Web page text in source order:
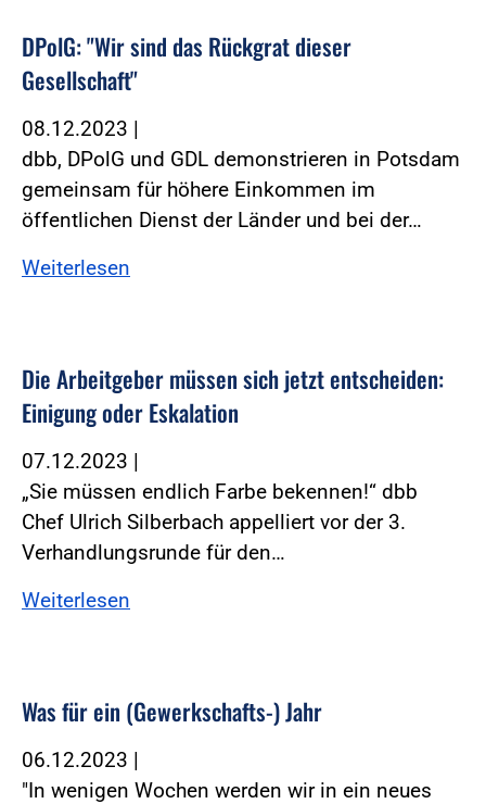
DPolG: "Wir sind das Rückgrat dieser
Gesellschaft"
08.12.2023 |
dbb, DPolG und GDL demonstrieren in Potsdam
gemeinsam für höhere Einkommen im
öffentlichen Dienst der Länder und bei der…
Weiterlesen
Die Arbeitgeber müssen sich jetzt entscheiden:
Einigung oder Eskalation
07.12.2023 |
„Sie müssen endlich Farbe bekennen!“ dbb
Chef Ulrich Silberbach appelliert vor der 3.
Verhandlungsrunde für den…
Weiterlesen
Was für ein (Gewerkschafts-) Jahr
06.12.2023 |
"In wenigen Wochen werden wir in ein neues